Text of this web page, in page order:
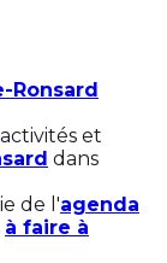
Ronsard
et
dans
de l'agenda
à faire à